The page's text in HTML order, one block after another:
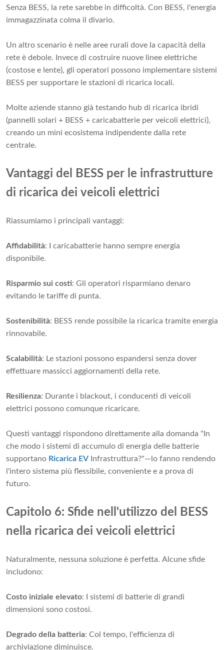
Senza BESS, la rete sarebbe in difficoltà. Con BESS, l'energia
immagazzinata colma il divario.
Un altro scenario è nelle aree rurali dove la capacità della
rete è debole. Invece di costruire nuove linee elettriche
(costose e lente), gli operatori possono implementare sistemi
BESS per supportare le stazioni di ricarica locali.
Molte aziende stanno già testando hub di ricarica ibridi
(pannelli solari + BESS + caricabatterie per veicoli elettrici),
creando un mini ecosistema indipendente dalla rete
centrale.
Vantaggi del BESS per le infrastrutture
di ricarica dei veicoli elettrici
Riassumiamo i principali vantaggi:
Affidabilità: I caricabatterie hanno sempre energia
disponibile.
Risparmio sui costi: Gli operatori risparmiano denaro
evitando le tariffe di punta.
Sostenibilità: BESS rende possibile la ricarica tramite energia
rinnovabile.
Scalabilità: Le stazioni possono espandersi senza dover
effettuare massicci aggiornamenti della rete.
Resilienza: Durante i blackout, i conducenti di veicoli
elettrici possono comunque ricaricare.
Questi vantaggi rispondono direttamente alla domanda "In
che modo i sistemi di accumulo di energia delle batterie
supportano Ricarica EV Infrastruttura?"—lo fanno rendendo
l'intero sistema più flessibile, conveniente e a prova di
futuro.
Capitolo 6: Sfide nell'utilizzo del BESS
nella ricarica dei veicoli elettrici
Naturalmente, nessuna soluzione è perfetta. Alcune sfide
includono:
Costo iniziale elevato: I sistemi di batterie di grandi
dimensioni sono costosi.
Degrado della batteria: Col tempo, l'efficienza di
archiviazione diminuisce.